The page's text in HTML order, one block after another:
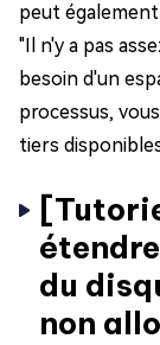
peut
"Il n'y a pas
besoin d'un
processus,
tiers
du
non